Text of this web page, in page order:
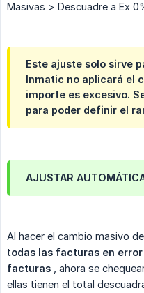
Masivas > Descuadre a Ex
Este ajuste solo sirve
Inmatic no aplicará el
importe es excesivo.
para poder definir el
AJUSTAR
Al hacer el cambio masivo
todas las facturas en
facturas , ahora se
ellas tienen el total